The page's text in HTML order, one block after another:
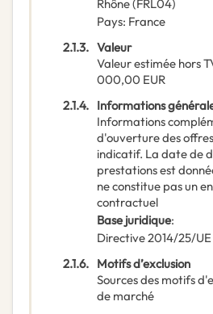
Rhône(FRL04)
Pays: France
2.1.3. Valeur
Valeur estimée hors
000,00 EUR
2.1.4. Informations
Informations
d'ouverture des
indicatif. La date de
prestations est
ne constitue pas un
contractuel
Base juridique:
Directive 2014/25/UE
2.1.6. Motifs d’exclusion
Sources des motifs
de marché